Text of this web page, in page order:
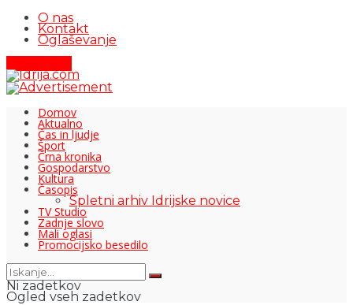
O nas
Kontakt
Oglaševanje
Domov
Aktualno
Čas in ljudje
Šport
Črna kronika
Gospodarstvo
Kultura
Časopis
Spletni arhiv Idrijske novice
TV Studio
Zadnje slovo
Mali oglasi
Promocijsko besedilo
Ni zadetkov
Ogled vseh zadetkov